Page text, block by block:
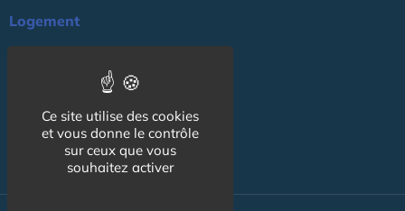
Logement
Association
NOS AUTRES SITES :
Ce site utilise des cookies
et vous donne le contrôle
sur ceux que vous
souhaitez activer